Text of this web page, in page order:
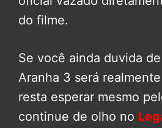
do filme.
Se você ainda duvida
Aranha 3 será
resta esperar mesmo
continue de olho no